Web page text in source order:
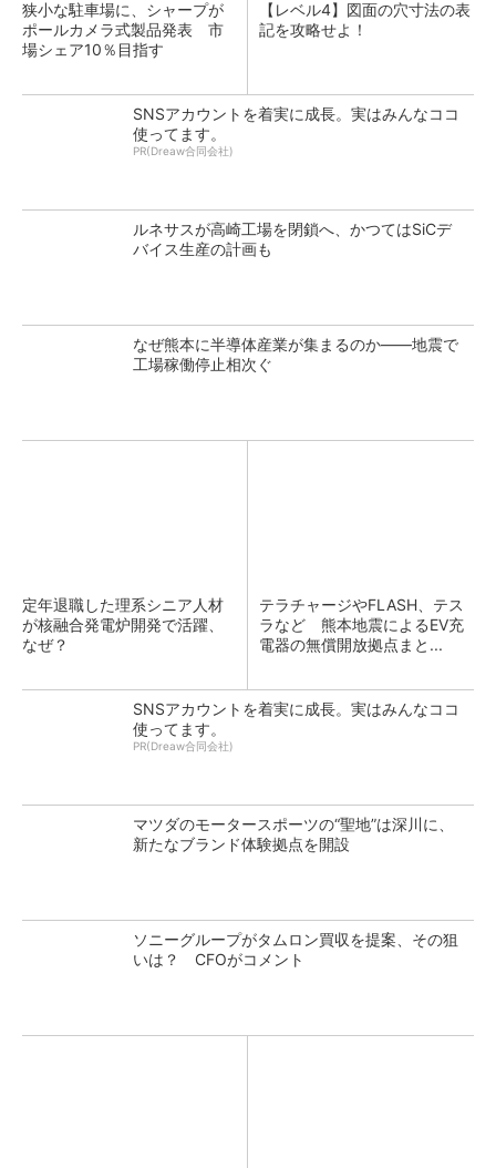
狭小な駐車場に、シャープが
ポールカメラ式製品発表 市
場シェア10％目指す
【レベル4】図面の穴寸法の表
記を攻略せよ！
SNSアカウントを着実に成長。実はみんなココ
使ってます。
PR(Dreaw合同会社)
ルネサスが高崎工場を閉鎖へ、かつてはSiCデ
バイス生産の計画も
なぜ熊本に半導体産業が集まるのか――地震で
工場稼働停止相次ぐ
定年退職した理系シニア人材
が核融合発電炉開発で活躍、
なぜ？
テラチャージやFLASH、テス
ラなど 熊本地震によるEV充
電器の無償開放拠点まと...
SNSアカウントを着実に成長。実はみんなココ
使ってます。
PR(Dreaw合同会社)
マツダのモータースポーツの“聖地”は深川に、
新たなブランド体験拠点を開設
ソニーグループがタムロン買収を提案、その狙
いは？ CFOがコメント